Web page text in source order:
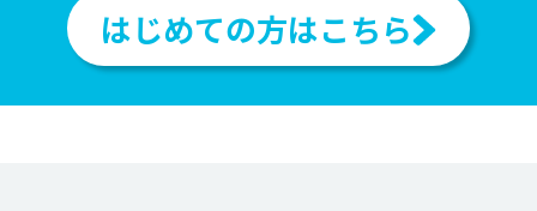
はじめての方はこちら